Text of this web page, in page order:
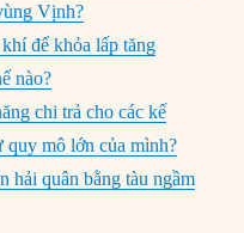
Vịnh?
để khỏa lấp tăng
nào?
chi trả cho các kế
quy mô lớn của mình?
hải quân bằng tàu ngầm